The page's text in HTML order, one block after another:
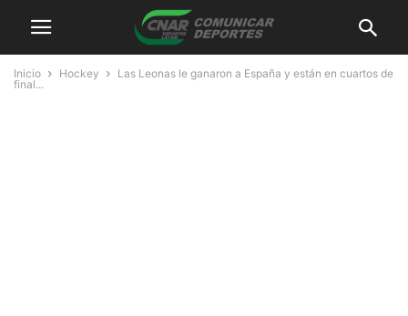
Inicio Hockey
Las Leonas le ganaron a España y están en cuartos de
final...